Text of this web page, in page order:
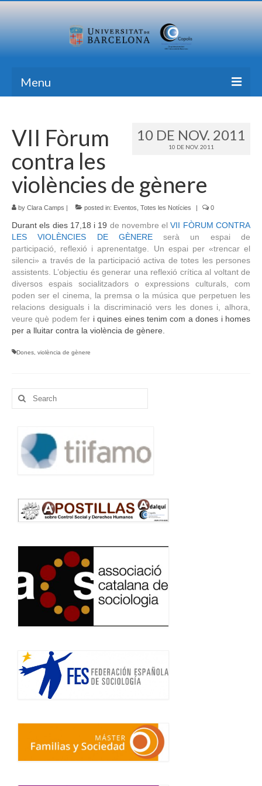
Menu
Recerca
Formació
Transferència
Publicacions
Totes les Notícies
Contacte
Idioma:
10 DE NOV. 2011
10 DE NOV. 2011
VII Fòrum
contra les
violències de gènere
by Clara Camps | posted in: Eventos Totes les Notícies | 0
Durant els dies 17,18 i 19 de novembre elVII FÒRUM CONTRA
LES VIOLÈNCIES DE GÈNEREserà un espai de
participació, reflexió i aprenentatge. Un espai per «trencar el
silenci» a través de la participació activa de totes les persones
assistents. L’objectiu és generar una reflexió crítica al voltant de
diversos espais socialitzadors o expressions culturals, com
poden ser el cinema, la premsa o la música que perpetuen les
relacions desiguals i la discriminació vers les dones i, alhora,
veure què podem fer i quines eines tenim com a dones i homes
per a lluitar contra la violència de gènere.
Dones violència de gènere
Search
for: